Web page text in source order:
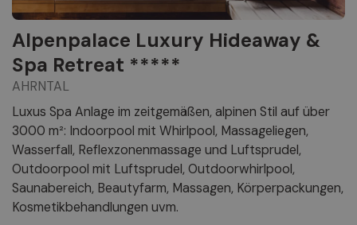
Alpenpalace Luxury Hideaway &
Spa Retreat *****
AHRNTAL
Luxus Spa Anlage im zeitgemäßen, alpinen Stil auf über
3000 m²: Indoorpool mit Whirlpool, Massageliegen,
Wasserfall, Reflexzonenmassage und Luftsprudel,
Outdoorpool mit Luftsprudel, Outdoorwhirlpool,
Saunabereich, Beautyfarm, Massagen, Körperpackungen,
Kosmetikbehandlungen uvm.